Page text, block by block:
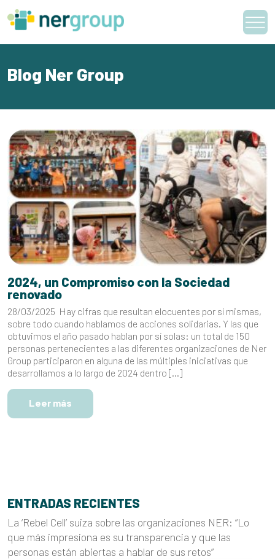
Skip
to
Blog Ner Group
2024, un Compromiso con la Sociedad
renovado
28/03/2025 Hay cifras que resultan elocuentes por sí mismas,
sobre todo cuando hablamos de acciones solidarias. Y las que
obtuvimos el año pasado hablan por sí solas: un total de 150
personas pertenecientes a las diferentes organizaciones de Ner
Group participaron en alguna de las múltiples iniciativas que
desarrollamos a lo largo de 2024 dentro […]
Leer más
ENTRADAS RECIENTES
La ‘Rebel Cell’ suiza sobre las organizaciones NER: “Lo
que más impresiona es su transparencia y que las
personas están abiertas a hablar de sus retos”